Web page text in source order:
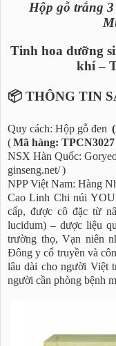
Hộp gỗ trắng
Tinh hoa dưỡng
khí –
📦 THÔNG TIN
Quy cách: Hộp gỗ đen
(Mã hàng: TPCN3027
NSX Hàn Quốc:
ginseng.net/)
NPP Việt Nam: Hàng
Cao Linh Chi núi
cấp, được cô đặc từ
lucidum) – dược liệu
trường thọ, Vạn niên
Đông y cổ truyền và
lâu dài cho người Việt
người cần phòng bệnh